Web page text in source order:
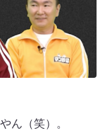
ん（笑）。